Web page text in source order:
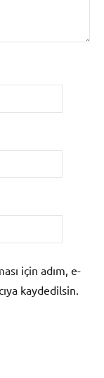
için adım, e-
kaydedilsin.